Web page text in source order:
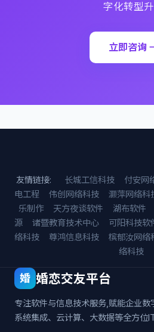
字化转型
立即咨询
友情链接: 长城工信科技 付安网
电工程
伟创网络科技 灏萍网络科
乐制作
天方夜谈软件 湖布软件
源
诸暨教育技术中心 可阳科技软
络科技
尊鸿信息科技 槟郁汝网络
络科技
婚 婚恋交友平台
专注软件与信息技术服务,赋能企业数
系统集成、云计算、大数据等全方位